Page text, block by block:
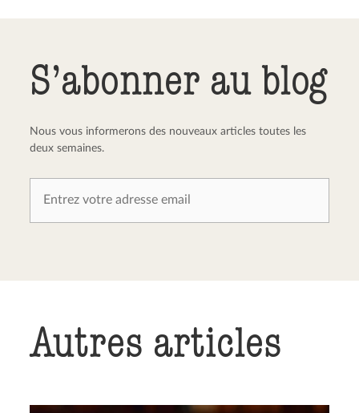
S’abonner au blog
Nous vous informerons des nouveaux articles toutes les
deux semaines.
Autres articles